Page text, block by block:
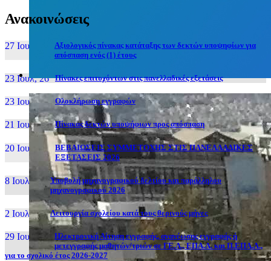
Ανακοινώσεις
27 Ιουν, 26
Αξιολογικός πίνακας κατάταξης των δεκτών υποψηφίων για
απόσπαση ενός (1) έτους
23 Ιουλ, 26 Πίνακες επιτυχόντων στις πανελλαδικές εξετάσεις
23 Ιουλ, 26 Ολοκλήρωση εγγραφών
21 Ιουλ, 26 Πίνακας δεκτών υποψήφιων προς απόσπαση
20 Ιουλ, 26
ΒΕΒΑΙΩΣΕΙΣ ΣΥΜΜΕΤΟΧΗΣ ΣΤΙΣ ΠΑΝΕΛΛΑΔΙΚΕΣ
ΕΞΕΤΑΣΕΙΣ 2026
8 Ιουλ, 26
Υποβολή μηχανογραφικού δελτίου και παράλληλου
μηχανογραφικού 2026
2 Ιουλ, 26 Λειτουργία σχολείου κατά τους θερινούς μήνες
29 Ιουν, 26
Ηλεκτρονική Αίτηση εγγραφής, ανανέωσης εγγραφής ή
μετεγγραφής μαθητών/τριών σε ΓΕ.Λ., ΕΠΑ.Λ. και Π.ΕΠΑ.Λ.,
για το σχολικό έτος 2026-2027